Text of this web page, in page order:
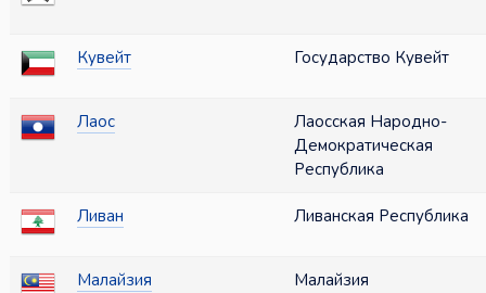
Кувейт Государство Кувейт
Лаос
Лаосская Народно-
Демократическая
Республика
Ливан Ливанская Республика
Малайзия Малайзия